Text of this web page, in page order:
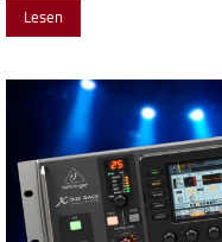
Lesen